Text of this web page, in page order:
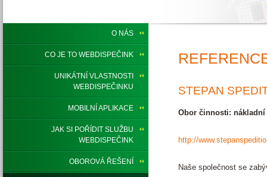
O NÁS
CO JE TO WEBDISPEČINK
UNIKÁTNÍ VLASTNOSTI
WEBDISPEČINKU
MOBILNÍ APLIKACE
JAK SI POŘÍDIT SLUŽBU
WEBDISPEČINK
OBOROVÁ ŘEŠENÍ
STEPAN
Obor činnosti:
http://
Naše společnost se